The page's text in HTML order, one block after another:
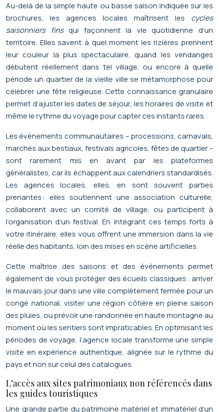
Au-delà de la simple haute ou basse saison indiquée sur les
brochures, les agences locales maîtrisent les cycles
saisonniers finsqui façonnent la vie quotidienne d’un
territoire. Elles savent à quel moment les rizières prennent
leur couleur la plus spectaculaire, quand les vendanges
débutent réellement dans tel village, ou encore à quelle
période un quartier de la vieille ville se métamorphose pour
célébrer une fête religieuse. Cette connaissance granulaire
permet d’ajuster les dates de séjour, les horaires de visite et
même le rythme du voyage pour capter ces instants rares.
Les événements communautaires – processions, carnavals,
marchés aux bestiaux, festivals agricoles, fêtes de quartier –
sont rarement mis en avant par les plateformes
généralistes, car ils échappent aux calendriers standardisés.
Les agences locales, elles, en sont souvent parties
prenantes : elles soutiennent une association culturelle,
collaborent avec un comité de village, ou participent à
l’organisation d’un festival. En intégrant ces temps forts à
votre itinéraire, elles vous offrent une immersion dans la vie
réelle des habitants, loin des mises en scène artificielles.
Cette maîtrise des saisons et des événements permet
également de vous protéger des écueils classiques : arriver
le mauvais jour dans une ville complètement fermée pour un
congé national, visiter une région côtière en pleine saison
des pluies, ou prévoir une randonnée en haute montagne au
moment où les sentiers sont impraticables. En optimisant les
périodes de voyage, l’agence locale transforme une simple
visite en expérience authentique, alignée sur le rythme du
pays et non sur celui des catalogues.
L’accès aux sites patrimoniaux non référencés dans
les guides touristiques
Une grande partie du patrimoine matériel et immatériel d’un